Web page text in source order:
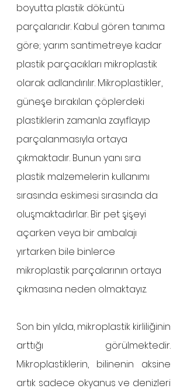
boyutta plastik döküntü
parçalarıdır. Kabul gören tanıma
göre; yarım santimetreye kadar
plastik parçacıkları mikroplastik
olarak adlandırılır. Mikroplastikler,
güneşe bırakılan çöplerdeki
plastiklerin zamanla zayıflayıp
parçalanmasıyla ortaya
çıkmaktadır. Bunun yanı sıra
plastik malzemelerin kullanımı
sırasında eskimesi sırasında da
oluşmaktadırlar. Bir pet şişeyi
açarken veya bir ambalajı
yırtarken bile binlerce
mikroplastik parçalarının ortaya
çıkmasına neden olmaktayız.
Son bin yılda, mikroplastik kirliliğinin
arttığı görülmektedir.
Mikroplastiklerin, bilinenin aksine
artık sadece okyanus ve denizleri